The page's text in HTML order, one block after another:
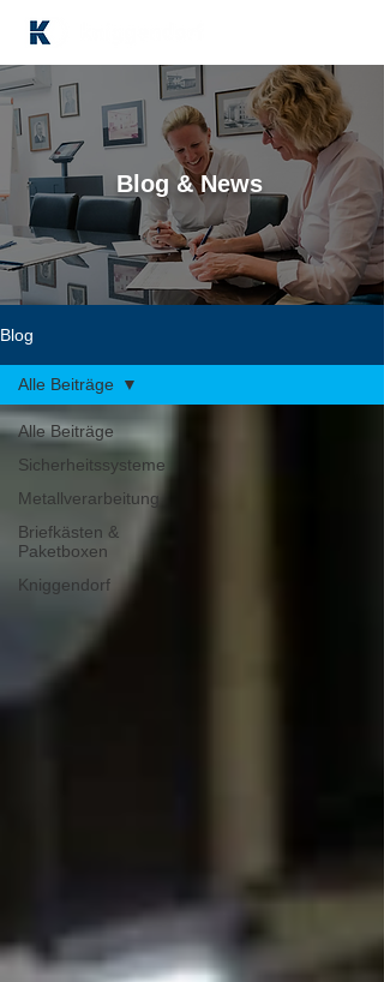
Blog & News
Blog
Alle Beiträge
Sicherheitssysteme
Metallverarbeitung
Briefkästen &
Paketboxen
Kniggendorf
Alle Beiträge